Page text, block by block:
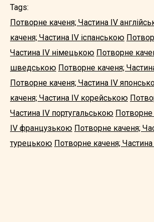
Tags:
Потворне каченя; Частина IV
каченя; Частина IV іспанською
Частина IV німецькою Потворне
шведською Потворне каченя;
Потворне каченя; Частина IV
каченя; Частина IV корейською
Частина IV португальською Потворне
IV французькою Потворне каченя;
турецькою Потворне каченя; Частина